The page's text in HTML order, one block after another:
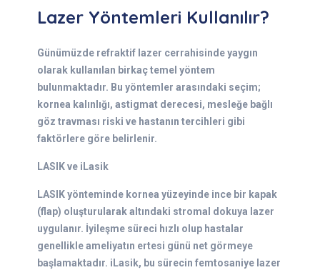
Lazer Yöntemleri Kullanılır?
Günümüzde refraktif lazer cerrahisinde yaygın
olarak kullanılan birkaç temel yöntem
bulunmaktadır. Bu yöntemler arasındaki seçim;
kornea kalınlığı, astigmat derecesi, mesleğe bağlı
göz travması riski ve hastanın tercihleri gibi
faktörlere göre belirlenir.
LASIK ve iLasik
LASIK yönteminde kornea yüzeyinde ince bir kapak
(flap) oluşturularak altındaki stromal dokuya lazer
uygulanır. İyileşme süreci hızlı olup hastalar
genellikle ameliyatın ertesi günü net görmeye
başlamaktadır. iLasik, bu sürecin femtosaniye lazer